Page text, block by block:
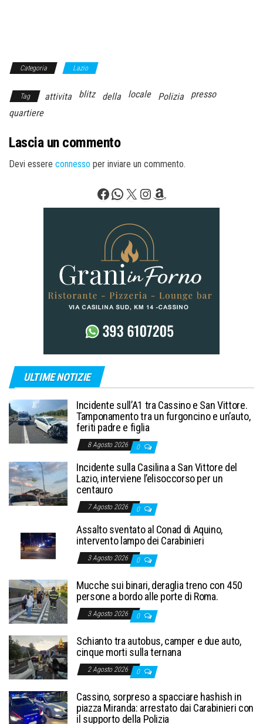
Categoria Lazio
Tag attivita blitz della locale Polizia
presso
quartiere
Lascia un commento
Devi essere connesso per inviare un commento.
Facebook
WhatsApp
X Instagram
Amazon
ULTIME NOTIZIE
Incidente sull’A1 tra Cassino e San Vittore.
Tamponamento tra un furgoncino e un’auto,
feriti padre e figlia
8 Agosto 2026 0
Incidente sulla Casilina a San Vittore del
Lazio, interviene l’elisoccorso per un
centauro
7 Agosto 2026 0
Assalto sventato al Conad di Aquino,
intervento lampo dei Carabinieri
3 Agosto 2026 0
Mucche sui binari, deraglia treno con 450
persone a bordo alle porte di Roma.
3 Agosto 2026 0
Schianto tra autobus, camper e due auto,
cinque morti sulla ternana
2 Agosto 2026 0
Cassino, sorpreso a spacciare hashish in
piazza Miranda: arrestato dai Carabinieri con
il supporto della Polizia